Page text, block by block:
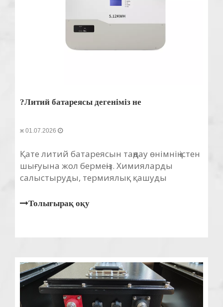
Литий батареясы дегеніміз не?
Қате литий батареясын таңдау өнімнің істен
шығуына жол бермеңіз. Химияларды
салыстыруды, термиялық қашуды
қамтамасыз етуді үйреніңіз.
Толығырақ оқу